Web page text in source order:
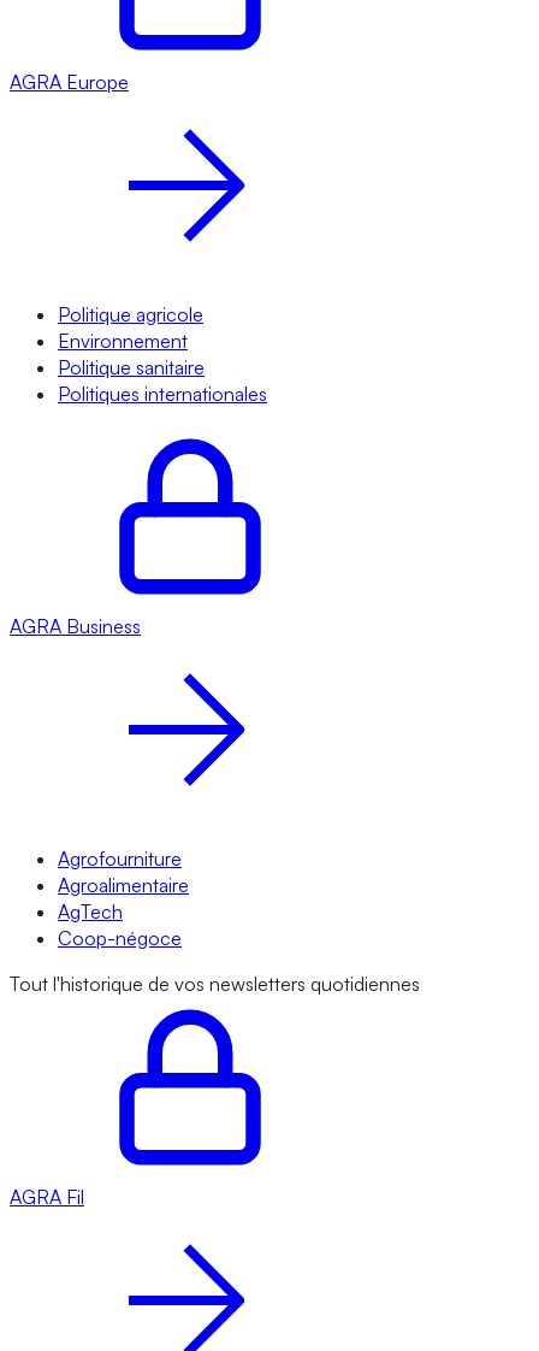
AGRA Europe
Politique agricole
Environnement
Politique sanitaire
Politiques internationales
AGRA Business
Agrofourniture
Agroalimentaire
AgTech
Coop-négoce
Tout l'historique de vos newsletters quotidiennes
AGRA Fil